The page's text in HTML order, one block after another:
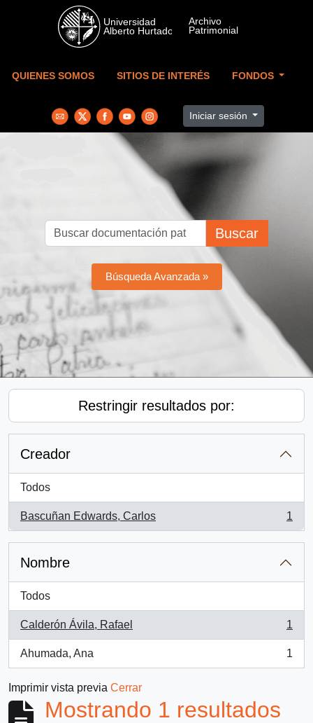
Skip to main content
QUIENES SOMOS SITIOS DE INTERÉS FONDOS
Iniciar sesión
Buscar
Búsqueda Avanzada »
Restringir resultados por:
Creador
Todos
Bascuñan Edwards, Carlos
, 1 resultados
1
Nombre
Todos
Calderón Ávila, Rafael
, 1 resultados
1
Ahumada, Ana
, 1 resultados
1
Imprimir vista previa Cerrar
Mostrando 1 resultados